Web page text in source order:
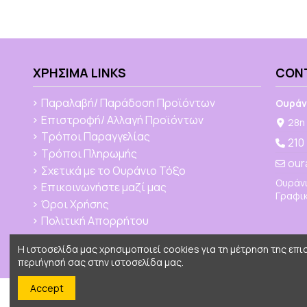
ΧΡΉΣΙΜΑ LINKS
Παραλαβή/ Παράδοση Προϊόντων
Επιστροφή/ Αλλαγή Προϊόντων
Τρόποι Παραγγελίας
Τρόποι Πληρωμής
Σχετικά με το Ουράνιο Τόξο
Επικοινωνήστε μαζί μας
Όροι Χρήσης
Πολιτική Απορρήτου
28η
Η ιστοσελίδα μας χρησιμοποιεί cookies για τη μέτρηση της
περιήγησή σας στην ιστοσελίδα μας.
Accept